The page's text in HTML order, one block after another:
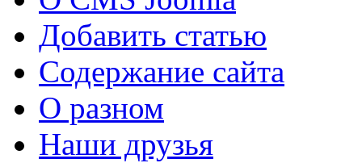
Добавить статью
Содержание сайта
О разном
Наши друзья